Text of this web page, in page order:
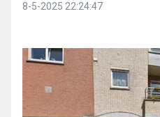
8-5-2025 22:24:47